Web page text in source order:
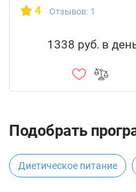
4 Отзывов: 1
1338 руб. в
Подобрать
Диетическое питание